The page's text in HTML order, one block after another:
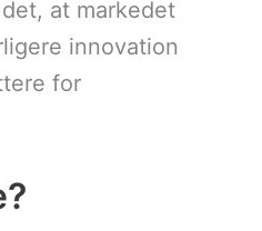
at markedet
innovation
for